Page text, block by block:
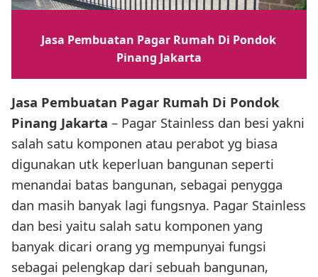
Jasa Pembuatan Pagar Rumah Di Pondok
Pinang Jakarta
Jasa Pembuatan Pagar Rumah Di Pondok
Pinang Jakarta – Pagar Stainless dan besi yakni
salah satu komponen atau perabot yg biasa
digunakan utk keperluan bangunan seperti
menandai batas bangunan, sebagai penygga
dan masih banyak lagi fungsnya. Pagar Stainless
dan besi yaitu salah satu komponen yang
banyak dicari orang yg mempunyai fungsi
sebagai pelengkap dari sebuah bangunan,